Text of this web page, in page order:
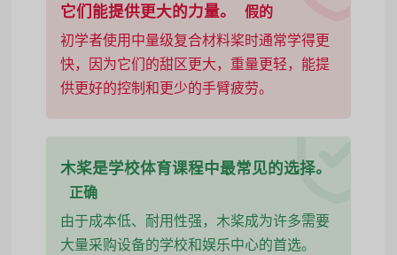
它们能提供更大的力量。
假的
初学者使用中量级复合材料桨时通常学得更
快，因为它们的甜区更大，重量更轻，能提
供更好的控制和更少的手臂疲劳。
木桨是学校体育课程中最常见的选择。
正确
由于成本低、耐用性强，木桨成为许多需要
大量采购设备的学校和娱乐中心的首选。